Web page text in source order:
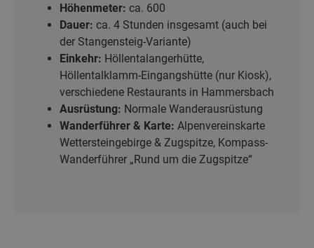
Höhenmeter: ca. 600
Dauer: ca. 4 Stunden insgesamt (auch bei
der Stangensteig-Variante)
Einkehr: Höllentalangerhütte,
Höllentalklamm-Eingangshütte (nur Kiosk),
verschiedene Restaurants in Hammersbach
Ausrüstung: Normale Wanderausrüstung
Wanderführer & Karte: Alpenvereinskarte
Wettersteingebirge & Zugspitze, Kompass-
Wanderführer „Rund um die Zugspitze“